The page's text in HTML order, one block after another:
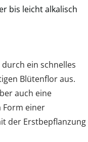
bis leicht alkalisch
ein schnelles
Blütenflor aus.
auch eine
Form einer
der Erstbepflanzung